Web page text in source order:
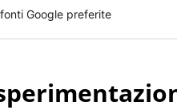
Google preferite